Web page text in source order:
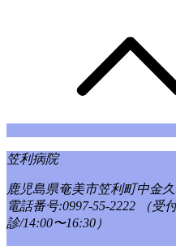
笠利病院
鹿児島県奄美市笠利町中金久
電話番号:0997-55-2222
（受
診/14:00〜16:30）